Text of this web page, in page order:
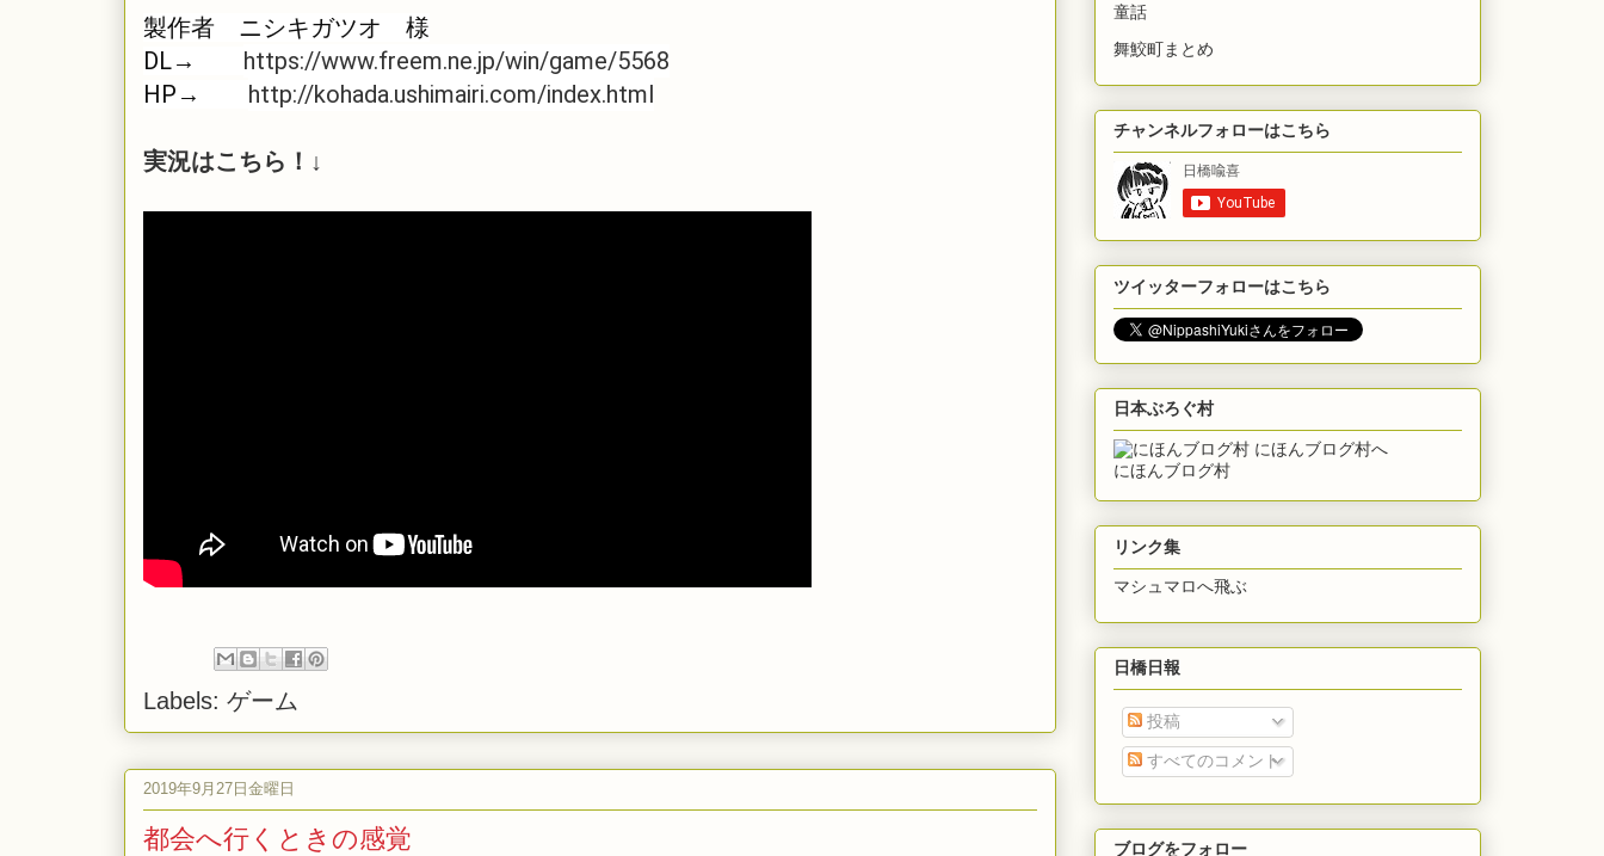
製作者　ニシキガツオ　様
DL→ https://www.freem.ne.jp/win/game/5568
HP→ http://kohada.ushimairi.com/index.html
実況はこちら！↓
Labels: ゲーム
2019年9月27日金曜日
都会へ行くときの感覚
童話
舞鮫町まとめ
チャンネルフォローはこちら
ツイッターフォローはこちら
日本ぶろぐ村
にほんブログ村
リンク集
マシュマロへ飛ぶ
日橋日報
投稿
すべてのコメント
ブログをフォロー